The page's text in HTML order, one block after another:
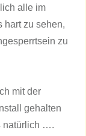
alle im
hart zu sehen,
zu
mit der
gehalten
natürlich ….